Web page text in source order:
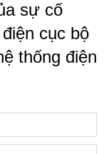
sự cố
cục bộ
thống điện